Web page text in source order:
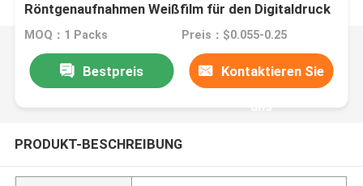
Röntgenaufnahmen Weißfilm für den Digitaldruck
MOQ：1 Packs Preis：$0.055-0.25
Bestpreis Kontaktieren Sie
uns
PRODUKT-BESCHREIBUNG